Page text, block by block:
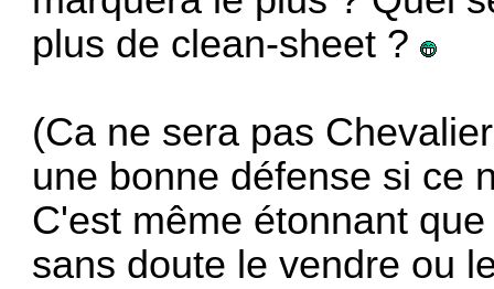
plus de clean-sheet ?
(Ca ne sera pas
une bonne défense si ce
C'est même étonnant
sans doute le vendre ou